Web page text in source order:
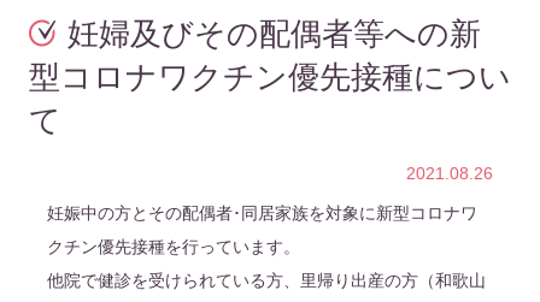
妊婦及びその配偶者等への新
型コロナワクチン優先接種につい
て
2021.08.26
妊娠中の方とその配偶者･同居家族を対象に新型コロナワ
クチン優先接種を行っています。
他院で健診を受けられている方、里帰り出産の方（和歌山